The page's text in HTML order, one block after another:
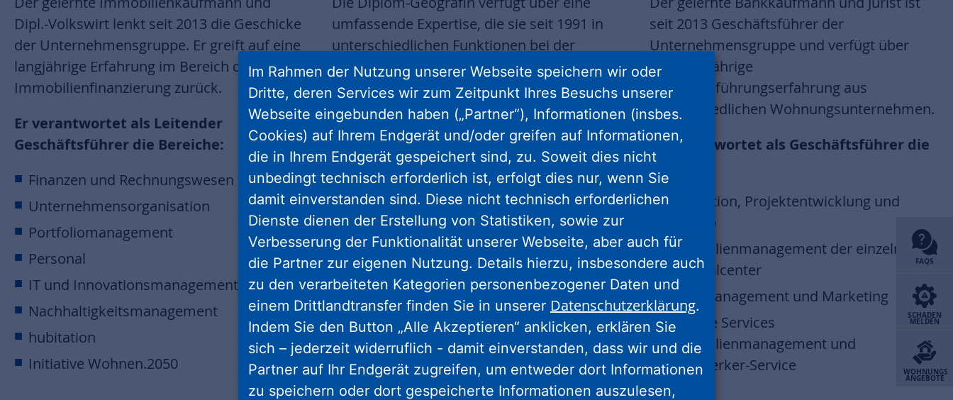
FAQS
SCHADEN
MELDEN
WOHNUNGS
ANGEBOTE
Dipl.-Volkswirt lenkt seit 2013 die Geschicke
der Unternehmensgruppe. Er greift auf eine
langjährige Erfahrung im Bereich der
Immobilienfinanzierung zurück.
Er verantwortet als Leitender
Geschäftsführer die Bereiche:
Finanzen und Rechnungswesen
Unternehmensorganisation
Portfoliomanagement
Personal
IT und Innovationsmanagement
Nachhaltigkeitsmanagement
hubitation
Initiative Wohnen.2050
umfassende Expertise, die sie seit 1991 in
unterschiedlichen Funktionen bei der
Unternehmensgruppe aufgebaut hat. Seit
2016 gehört sie der Geschäftsführung an.
Sie verantwortet als Geschäftsführerin
die Bereiche:
Neubau (Planung, Steuerung und Bau)
Modernisierung und Großinstandhaltung
Immobilienservices
Stadtentwicklung
Zentraler Einkauf und
Vertragsmanagement
seit 2013 Geschäftsführer der
Unternehmensgruppe und verfügt über
eine langjährige
Geschäftsführungserfahrung aus
unterschiedlichen Wohnungsunternehmen.
Er verantwortet als Geschäftsführer die
Bereiche:
Akquisition, Projektentwicklung und
Vertrieb
Immobilienmanagement der einzelnen
Regionalcenter
Sozialmanagement und Marketing
Zentrale Services
Immobilienmanagement und
Handwerker-Service
Im Rahmen der Nutzung unserer Webseite speichern wir oder
Dritte, deren Services wir zum Zeitpunkt Ihres Besuchs unserer
Webseite eingebunden haben („Partner“), Informationen (insbes.
Cookies) auf Ihrem Endgerät und/oder greifen auf Informationen,
die in Ihrem Endgerät gespeichert sind, zu. Soweit dies nicht
unbedingt technisch erforderlich ist, erfolgt dies nur, wenn Sie
damit einverstanden sind. Diese nicht technisch erforderlichen
Dienste dienen der Erstellung von Statistiken, sowie zur
Verbesserung der Funktionalität unserer Webseite, aber auch für
die Partner zur eigenen Nutzung. Details hierzu, insbesondere auch
zu den verarbeiteten Kategorien personenbezogener Daten und
einem Drittlandtransfer finden Sie in unserer Datenschutzerklärung.
Indem Sie den Button „Alle Akzeptieren“ anklicken, erklären Sie
sich – jederzeit widerruflich - damit einverstanden, dass wir und die
Partner auf Ihr Endgerät zugreifen, um entweder dort Informationen
zu speichern oder dort gespeicherte Informationen auszulesen,